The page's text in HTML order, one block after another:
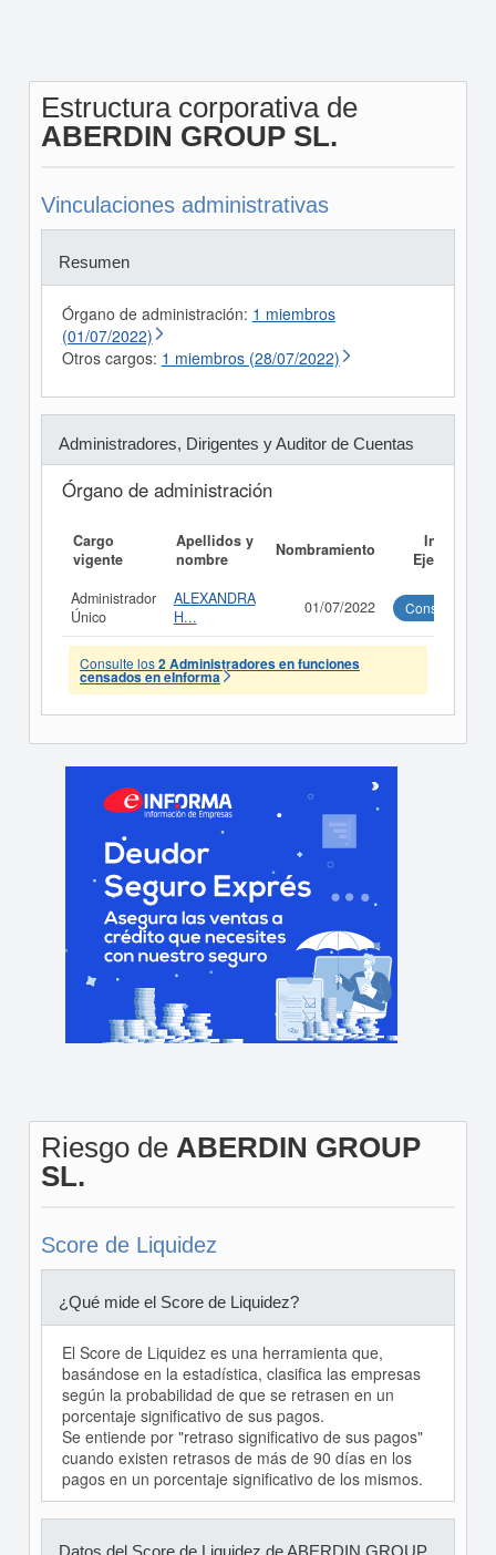
Estructura corporativa de
ABERDIN GROUP SL.
Vinculaciones administrativas
Resumen
Órgano de administración: 1 miembros
(01/07/2022)
Otros cargos: 1 miembros (28/07/2022)
Administradores, Dirigentes y Auditor de Cuentas
Órgano de administración
Cargo
vigente
Apellidos y
nombre
Nombramiento
Informe
Ejecutivo
Administrador
Único
ALEXANDRA
H...
01/07/2022 Consultar
Consulte los2 Administradores en funciones
censados en eInforma
Riesgo de ABERDIN GROUP
SL.
Score de Liquidez
¿Qué mide el Score de Liquidez?
El Score de Liquidez es una herramienta que,
basándose en la estadística, clasifica las empresas
según la probabilidad de que se retrasen en un
porcentaje significativo de sus pagos.
Se entiende por "retraso significativo de sus pagos"
cuando existen retrasos de más de 90 días en los
pagos en un porcentaje significativo de los mismos.
Datos del Score de Liquidez de ABERDIN GROUP